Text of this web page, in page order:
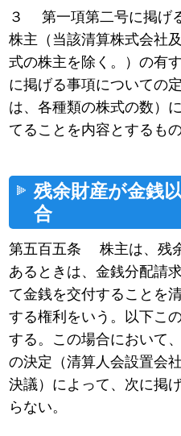
３ 第一項第二号に掲げ
株主（当該清算株式会社
式の株主を除く。）の有
に掲げる事項についての
は、各種類の株式の数）
てることを内容とするも
残余財産が金銭
合
第五百五条 株主は、残
あるときは、金銭分配請
て金銭を交付することを
する権利をいう。以下こ
する。この場合において
の決定（清算人会設置会
決議）によって、次に掲
らない。